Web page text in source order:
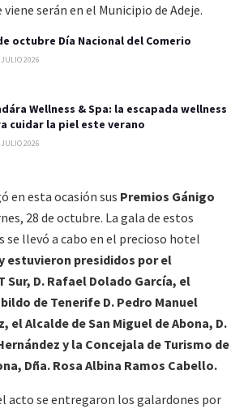
viene serán en el Municipio de Adeje.
octubre Día Nacional del Comerio
2026
Wellness & Spa: la escapada wellness
cuidar la piel este verano
2026
en esta ocasión sus Premios Gánigo
28 de octubre. La gala de estos
se llevó a cabo en el precioso hotel
estuvieron presididos por el
Sur, D. Rafael Dolado García, el
de Tenerife D. Pedro Manuel
el Alcalde de San Miguel de Abona, D.
y la Concejala de Turismo de
Dña. Rosa Albina Ramos Cabello.
acto se entregaron los galardones por